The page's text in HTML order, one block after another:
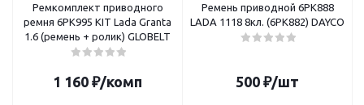
Ремкомплект приводного
ремня 6PK995 KIT Lada Granta
1.6 (ремень + ролик) GLOBELT
1 160 ₽/комп
Ремень приводной 6PK888
LADA 1118 8кл. (6PK882) DAYCO
500 ₽/шт